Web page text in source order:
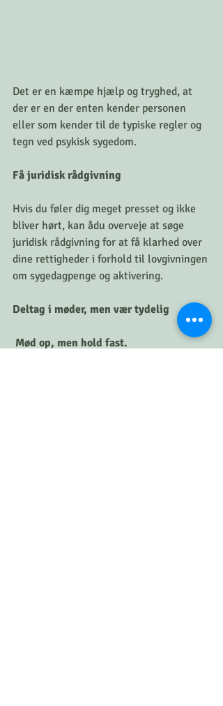
Det er en kæmpe hjælp og tryghed, at
der er en der enten kender personen
eller som kender til de typiske regler og
tegn ved psykisk sygedom.
Få juridisk rådgivning
Hvis du føler dig meget presset og ikke
bliver hørt, kan ådu overveje at søge
juridisk rådgivning for at få klarhed over
dine rettigheder i forhold til lovgivningen
om sygedagpenge og aktivering.
Deltag i møder, men vær tydelig
Mød op, men hold fast.